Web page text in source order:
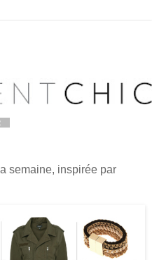
semaine, inspirée par